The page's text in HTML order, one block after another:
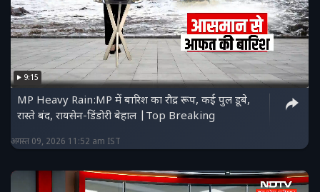
9:15
MP Heavy Rain:MP में बारिश का रौद्र रूप, कई पुल डूबे,
रास्ते बंद, रायसेन-डिंडोरी बेहाल |Top Breaking
अगस्त 09, 2026 11:52 am IST